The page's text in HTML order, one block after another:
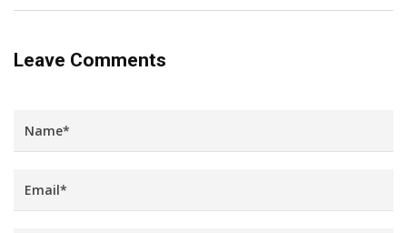
Leave Comments